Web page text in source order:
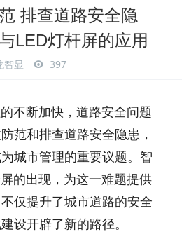
排查道路安全隐
LED灯杆屏的应用
智显 397
不断加快，道路安全问题
范和排查道路安全隐患，
城市管理的重要议题。智
的出现，为这一难题提供
仅提升了城市道路的安全
设开辟了新的路径。